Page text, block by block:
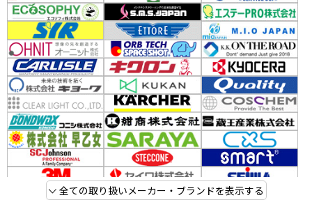
全ての取り扱いメーカー・ブランドを表示する